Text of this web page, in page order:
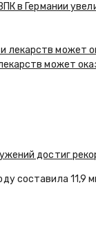
в Германии
может
достиг
составила 11,9